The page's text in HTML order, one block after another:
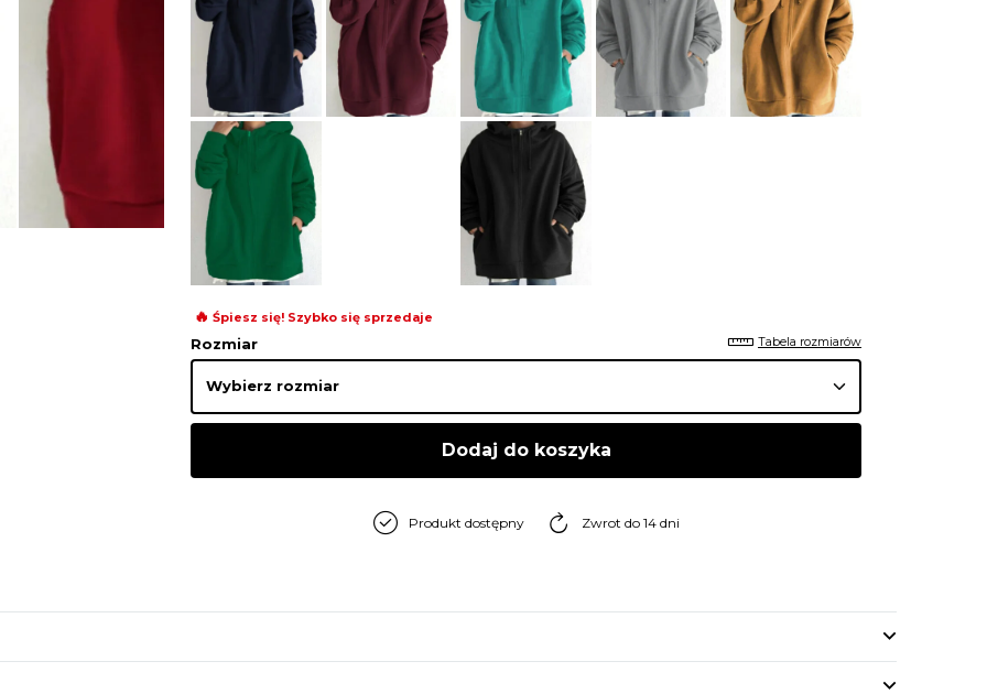
🔥 Śpiesz się! Szybko się sprzedaje
Rozmiar Tabela rozmiarów
Dodaj do koszyka
Produkt dostępny Zwrot do 14 dni